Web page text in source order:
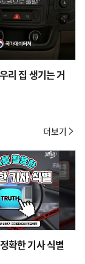
리 집 생기는 거
확한 기사 식별
더보기